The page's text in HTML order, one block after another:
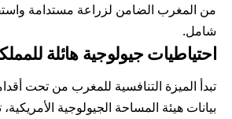
من المغرب الضامن لزراعة مستدامة
شامل.
احتياطيات جيولوجية هائلة
تبدأ الميزة التنافسية للمغرب من تحت
بيانات هيئة المساحة الجيولوجية